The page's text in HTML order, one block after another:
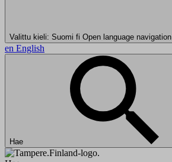
Valittu kieli: Suomi fi Open language navigation
en English
Hae